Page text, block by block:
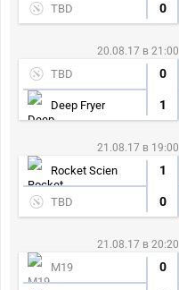
TBD 0
20.08.17 в 21:00
TBD 0
Deep Fryer 1
21.08.17 в 19:00
Rocket Scien 1
TBD 0
21.08.17 в 20:20
M19 0